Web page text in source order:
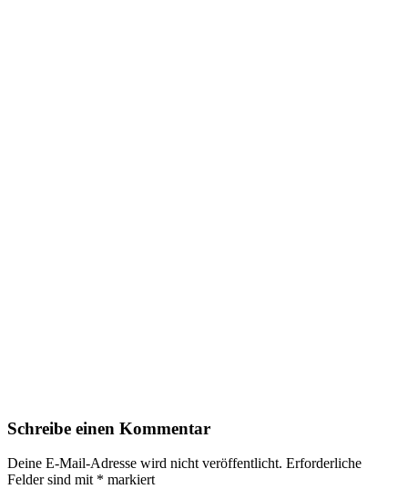
Schreibe einen Kommentar
Deine E-Mail-Adresse wird nicht veröffentlicht. Erforderliche
Felder sind mit * markiert